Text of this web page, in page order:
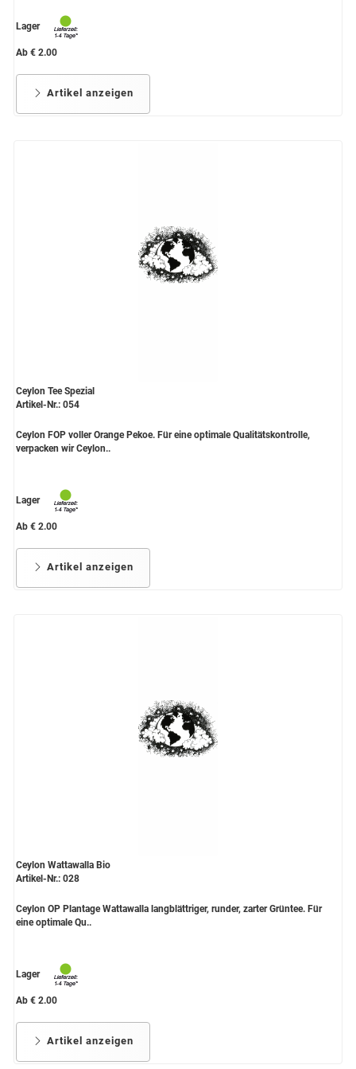
Lager
Ab € 2.00
Artikel anzeigen
Ceylon Tee Spezial
Artikel-Nr.: 054
Ceylon FOP voller Orange Pekoe. Für eine optimale Qualitätskontrolle,
verpacken wir Ceylon..
Lager
Ab € 2.00
Artikel anzeigen
Ceylon Wattawalla Bio
Artikel-Nr.: 028
Ceylon OP Plantage Wattawalla langblättriger, runder, zarter Grüntee. Für
eine optimale Qu..
Lager
Ab € 2.00
Artikel anzeigen